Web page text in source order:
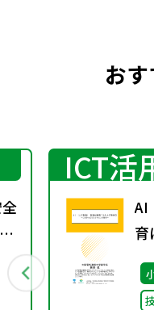
お
ICT活
AI